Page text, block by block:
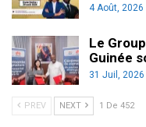
4 Août, 2026
Le
Guinée
31 Juil, 2026
PREV NEXT 1 De 452